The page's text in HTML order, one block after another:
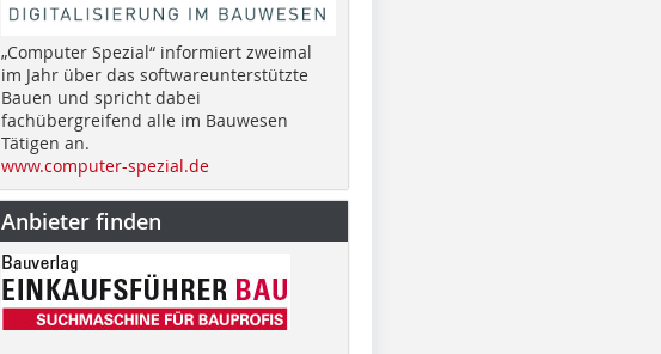
„Computer Spezial“ informiert zweimal
im Jahr über das softwareunterstützte
Bauen und spricht dabei
fachübergreifend alle im Bauwesen
Tätigen an.
www.computer-spezial.de
Anbieter finden